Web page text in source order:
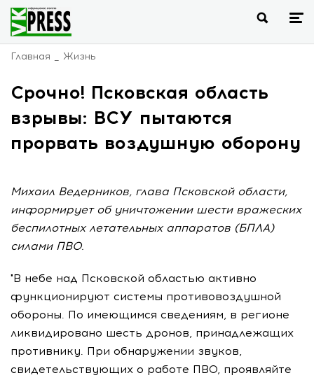
Главная Жизнь
Срочно! Псковская область
взрывы: ВСУ пытаются
прорвать воздушную оборону
Михаил Ведерников, глава Псковской области,
информирует об уничтожении шести вражеских
беспилотных летательных аппаратов (БПЛА)
силами ПВО.
"В небе над Псковской областью активно
функционируют системы противовоздушной
обороны. По имеющимся сведениям, в регионе
ликвидировано шесть дронов, принадлежащих
противнику. При обнаружении звуков,
свидетельствующих о работе ПВО, проявляйте